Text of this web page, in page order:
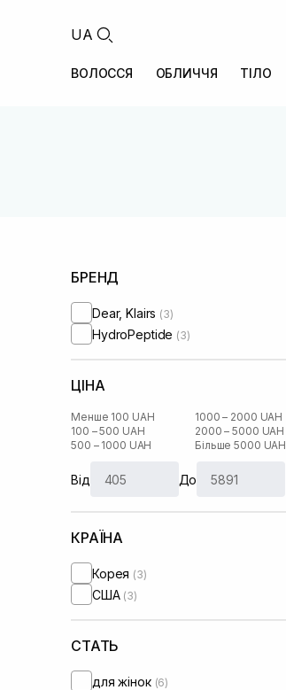
UA
ВОЛОССЯ ОБЛИЧЧЯ ТІЛО
БРЕНД
Dear, Klairs (3)
HydroPeptide (3)
ЦІНА
Менше 100 UAH
100 – 500 UAH
500 – 1000 UAH
1000 – 2000 UAH
2000 – 5000 UAH
Більше 5000 UAH
Від До
КРАЇНА
Корея (3)
США (3)
СТАТЬ
для жінок (6)